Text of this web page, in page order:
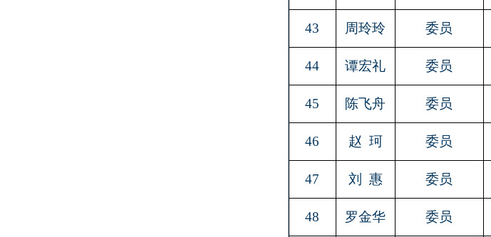
43 周玲玲 委员
44 谭宏礼 委员
45 陈飞舟 委员
46
赵 珂 委员
47 刘 惠 委员
48 罗金华 委员